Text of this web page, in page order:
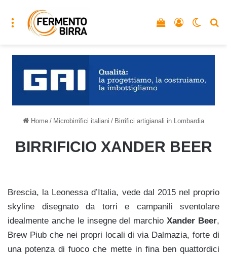
Menu Accedi
Vedi il carrello
Home / Microbirrifici italiani / Birrifici artigianali in Lombardia
BIRRIFICIO XANDER BEER
Brescia, la Leonessa d’Italia, vede dal 2015 nel proprio
skyline disegnato da torri e campanili sventolare
idealmente anche le insegne del marchioXander Beer,
Brew Piub che nei propri locali di via Dalmazia, forte di
una potenza di fuoco che mette in fina ben quattordici